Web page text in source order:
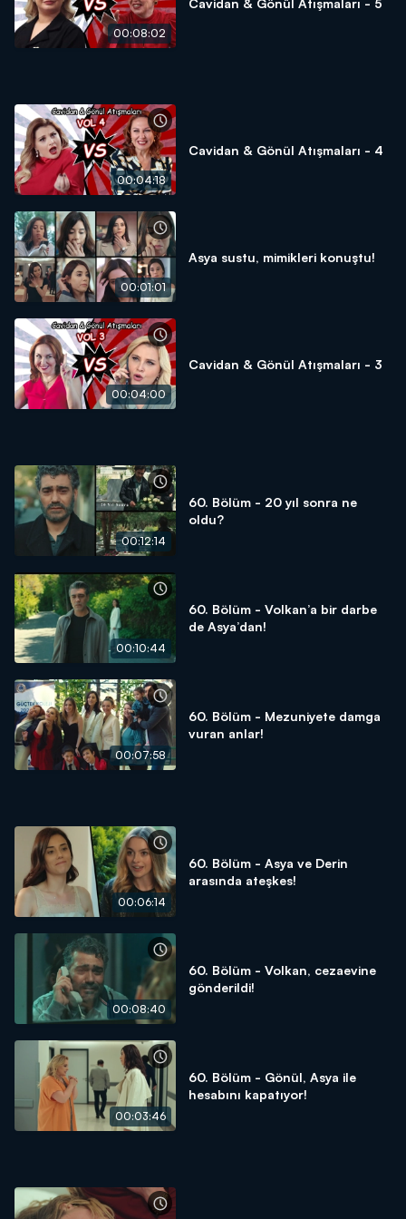
00:08:02
00:04:18
Cavidan & Gönül Atışmaları - 4
00:01:01
Asya sustu, mimikleri konuştu!
00:04:00
Cavidan & Gönül Atışmaları - 3
00:12:14
60. Bölüm - 20 yıl sonra ne
oldu?
00:10:44
60. Bölüm - Volkan’a bir darbe
de Asya’dan!
00:07:58
60. Bölüm - Mezuniyete damga
vuran anlar!
00:06:14
60. Bölüm - Asya ve Derin
arasında ateşkes!
00:08:40
60. Bölüm - Volkan, cezaevine
gönderildi!
00:03:46
60. Bölüm - Gönül, Asya ile
hesabını kapatıyor!